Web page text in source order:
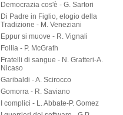
Democrazia cos'è - G. Sartori
Di Padre in Figlio, elogio della
Tradizione - M. Veneziani
Eppur si muove - R. Vignali
Follia - P. McGrath
Fratelli di sangue - N. Gratteri-A.
Nicaso
Garibaldi - A. Scirocco
Gomorra - R. Saviano
I complici - L. Abbate-P. Gomez